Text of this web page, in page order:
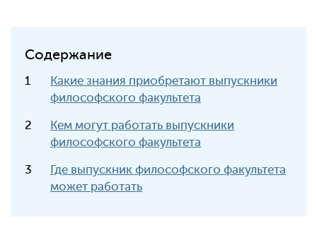
Содержание
Какие знания приобретают выпускники
философского факультета
Кем могут работать выпускники
философского факультета
Где выпускник философского факультета
может работать